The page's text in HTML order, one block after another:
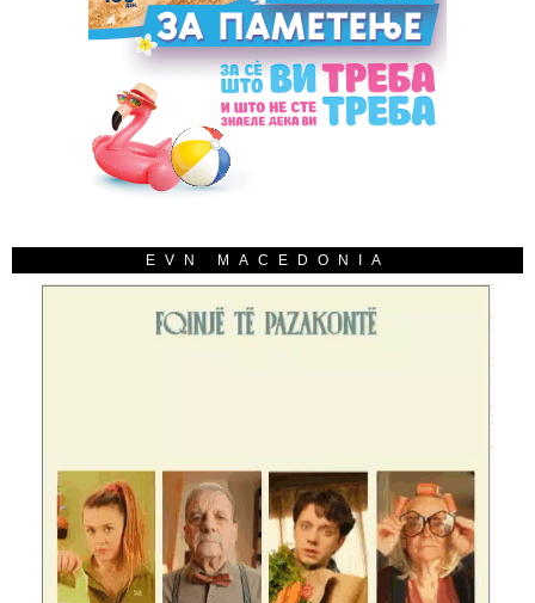
EVN MACEDONIA